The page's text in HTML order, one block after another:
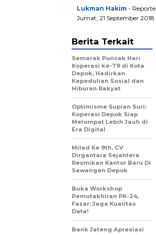
Lukman Hakim -
Jumat, 21 September 2018
Berita Terkait
Semarak Puncak Hari
Koperasi ke-79 di Kota
Depok, Hadirkan
Kepedulian Sosial dan
Hiburan Rakyat
Optimisme Supian Suri:
Koperasi Depok Siap
Melompat Lebih Jauh di
Era Digital
Milad Ke 9th, CV
Dirgantara Sejahtera
Resmikan Kantor Baru Di
Sawangan Depok
Buka Workshop
Pemutakhiran PK-24,
Fazar: Jaga Kualitas
Data!
Bank Jateng Apresiasi